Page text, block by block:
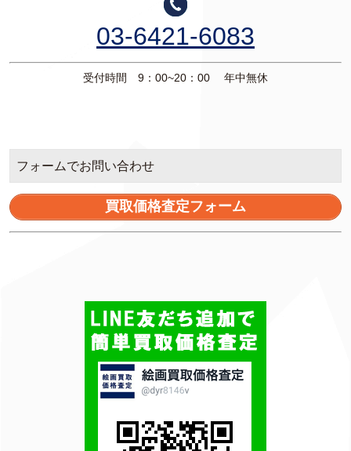
03-6421-6083
受付時間 9：00~20：00 年中無休
フォームでお問い合わせ
買取価格査定フォーム